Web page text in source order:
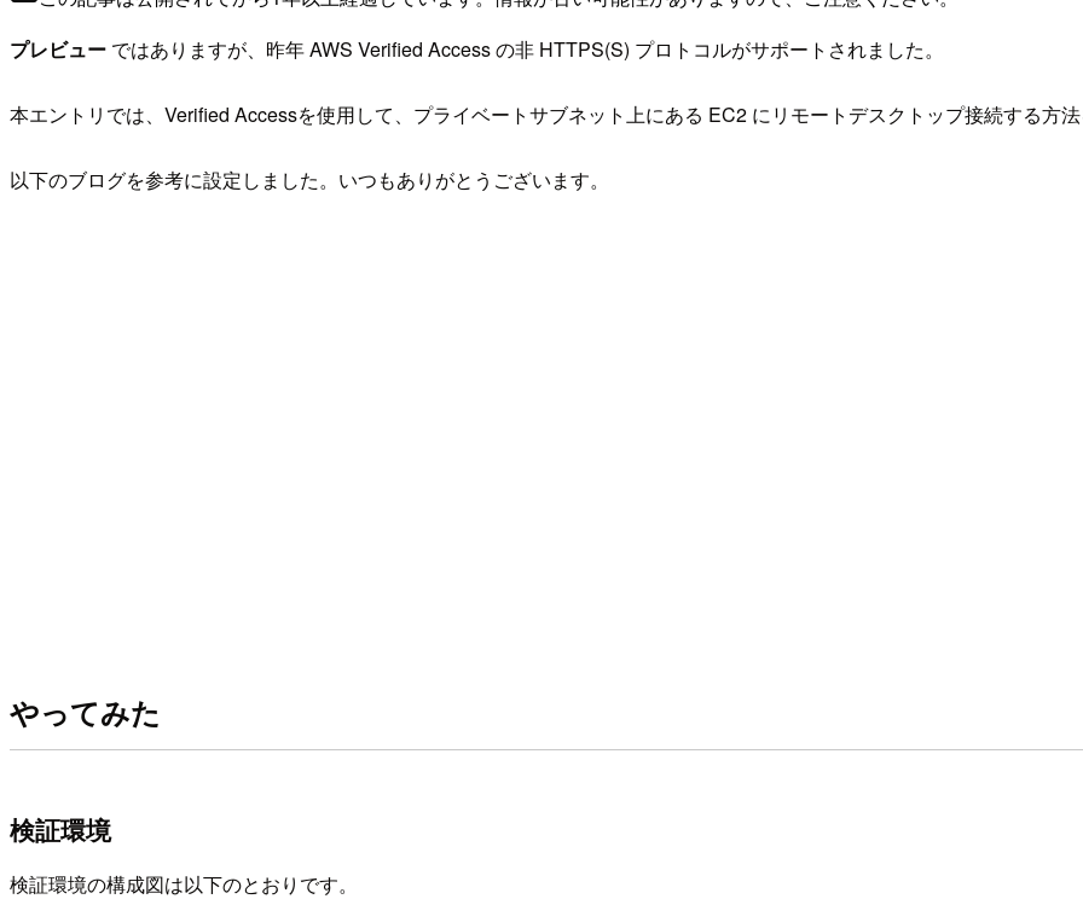
プレビュー ではありますが、昨年 AWS Verified Access の非 HTTPS(S) プロトコルがサポートされました。
本エントリでは、Verified Accessを使用して、プライベートサブネット上にある EC2 にリモートデスクトップ接続する方法
以下のブログを参考に設定しました。いつもありがとうございます。
やってみた
検証環境
検証環境の構成図は以下のとおりです。